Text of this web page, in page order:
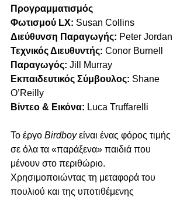
Προγραμματισμός
Φωτισμού LX: Susan Collins
Διεύθυνση Παραγωγής: Peter Jordan
Τεχνικός Διευθυντής: Conor Burnell
Παραγωγός: Jill Murray
Εκπαιδευτικός Σύμβουλος: Shane
O’Reilly
Βίντεο & Εικόνα: Luca Truffarelli
Το έργο Birdboy είναι ένας φόρος τιμής
σε όλα τα «παράξενα» παιδιά που
μένουν στο περιθώριο.
Χρησιμοποιώντας τη μεταφορά του
πουλιού και της υποτιθέμενης